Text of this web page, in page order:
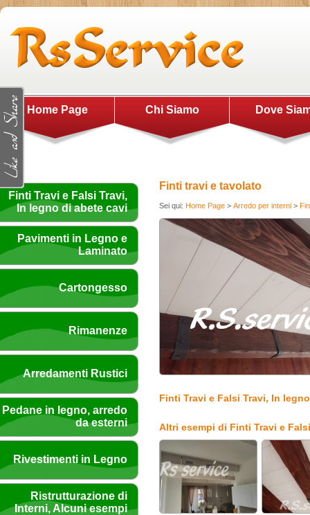
Home Page Chi Siamo Dove
Finti Travi e Falsi Travi,
In legno di abete cavi
Pavimenti in Legno e
Laminato
Cartongesso
Rimanenze
Arredamenti Rustici
Pedane in legno, arredo
da esterni
Rivestimenti in Legno
Ristrutturazione di
Interni, Alcuni esempi
Finti travi e tavolato
Sei qui: Home Page > Arredo per interni >
Finti Travi e Falsi Travi, In
Altri esempi di Finti Travi e